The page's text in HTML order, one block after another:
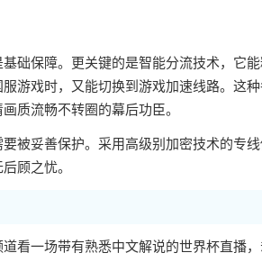
础保障。更关键的是智能分流技术，它
游戏时，又能切换到游戏加速线路。这
质流畅不转圈的幕后功臣。
被妥善保护。采用高级别加密技术的专
顾之忧。
看一场带有熟悉中文解说的世界杯直播，